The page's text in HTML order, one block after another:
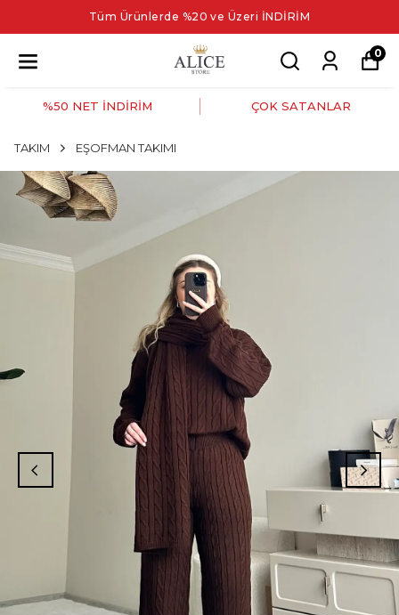
Tüm Ürünlerde %20 ve Üzeri İNDİRİM
0
%50 NET İNDİRİM ÇOK SATANLAR
TAKIM EŞOFMAN TAKIMI